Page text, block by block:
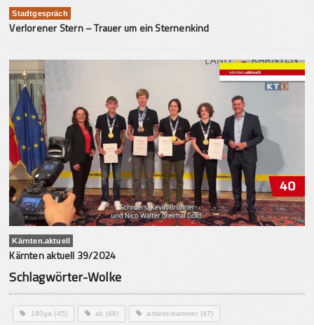
Stadtgespräch
Verlorener Stern – Trauer um ein Sternenkind
Kärnten.aktuell
Kärnten aktuell 39/2024
Schlagwörter-Wolke
180ga (45) ak (48) arbeiterkammer (47)